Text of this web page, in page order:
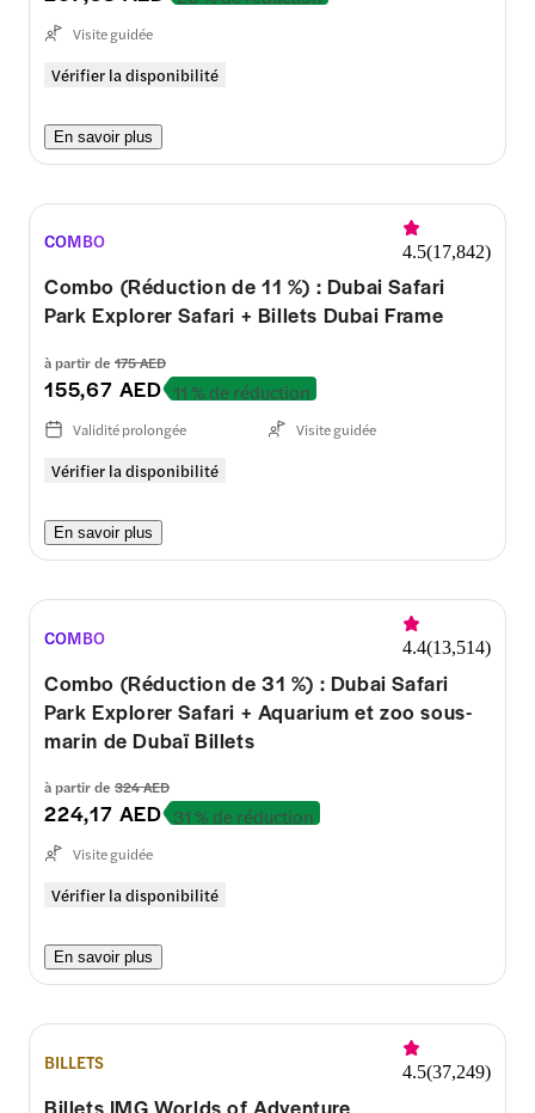
Vérifier la disponibilité
Visite guidée
En savoir plus
COMBO 4.5(17,842)
Combo (Réduction de 11 %) : Dubai Safari
Park Explorer Safari + Billets Dubai Frame
à partir de 175 AED
155,67 AED 11 % de réduction
Vérifier la disponibilité
Validité prolongée Visite guidée
En savoir plus
COMBO 4.4(13,514)
Combo (Réduction de 31 %) : Dubai Safari
Park Explorer Safari + Aquarium et zoo sous-
marin de Dubaï Billets
à partir de 324 AED
224,17 AED 31 % de réduction
Vérifier la disponibilité
Visite guidée
En savoir plus
BILLETS 4.5(37,249)
Billets IMG Worlds of Adventure